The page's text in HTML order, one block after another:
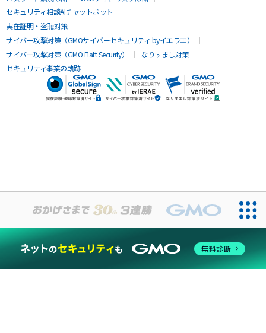
セキュリティ相談AIチャットボット
実在証明・盗聴対策
サイバー攻撃対策（GMOサイバーセキュリティ byイエラエ）
サイバー攻撃対策（GMO Flatt Security）
なりすまし対策
セキュリティ事業の軌跡
無料診断